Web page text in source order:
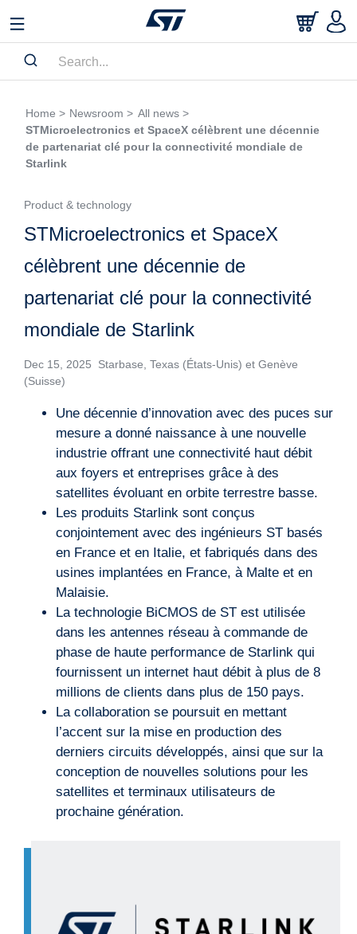
Home > Newsroom > All news >
STMicroelectronics et SpaceX célèbrent une décennie
de partenariat clé pour la connectivité mondiale de
Starlink
Product & technology
STMicroelectronics et SpaceX
célèbrent une décennie de
partenariat clé pour la connectivité
mondiale de Starlink
Dec 15, 2025 Starbase, Texas (États-Unis) et Genève
(Suisse)
Une décennie d’innovation avec des puces sur
mesure a donné naissance à une nouvelle
industrie offrant une connectivité haut débit
aux foyers et entreprises grâce à des
satellites évoluant en orbite terrestre basse.
Les produits Starlink sont conçus
conjointement avec des ingénieurs ST basés
en France et en Italie, et fabriqués dans des
usines implantées en France, à Malte et en
Malaisie.
La technologie BiCMOS de ST est utilisée
dans les antennes réseau à commande de
phase de haute performance de Starlink qui
fournissent un internet haut débit à plus de 8
millions de clients dans plus de 150 pays.
La collaboration se poursuit en mettant
l’accent sur la mise en production des
derniers circuits développés, ainsi que sur la
conception de nouvelles solutions pour les
satellites et terminaux utilisateurs de
prochaine génération.